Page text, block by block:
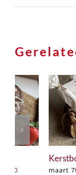
Kerstborrel
maart 7th, 2024